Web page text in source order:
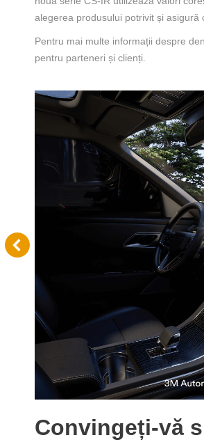
alegerea produsului potrivit și asigură
Pentru mai multe informații despre
pentru parteneri și clienți.
Convingeți-vă